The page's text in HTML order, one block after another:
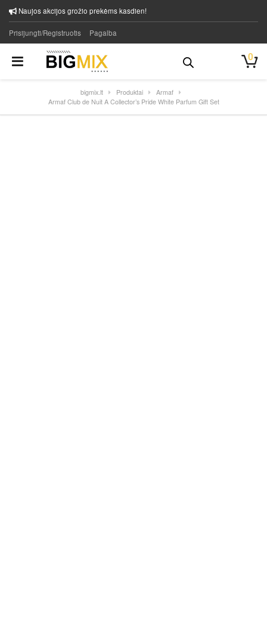
Naujos akcijos grožio prekėms kasdien!
Prisijungti/Registruotis Pagalba
0
bigmix.lt Produktai
Armaf
Armaf Club de Nuit A Collector’s Pride White Parfum Gift Set